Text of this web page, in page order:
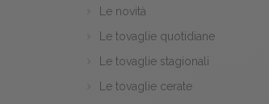
Le novità
Le tovaglie quotidiane
Le tovaglie stagionali
Le tovaglie cerate